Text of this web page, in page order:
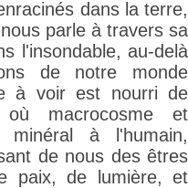
dans la terre,
parle à travers sa
l'insondable, au-delà
de notre monde
à voir est nourri de
où macrocosme et
minéral à l'humain,
de nous des êtres
paix, de lumière, et